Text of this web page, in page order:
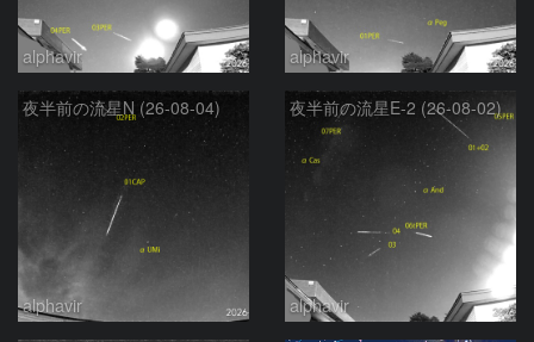
alphavir alphavir
夜半前の流星N (26-08-04)
alphavir
夜半前の流星E-2 (26-08-02)
alphavir